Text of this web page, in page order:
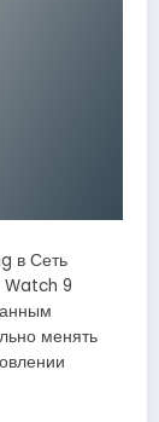
в Сеть
Watch 9
менять